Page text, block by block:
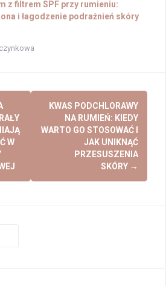
z filtrem SPF przy rumieniu:
i łagodzenie podrażnień skóry
W
KWAS PODCHLORAWY
NA RUMIEŃ: KIEDY
WARTO GO STOSOWAĆ I
JAK UNIKNĄĆ
PRZESUSZENIA
SKÓRY →